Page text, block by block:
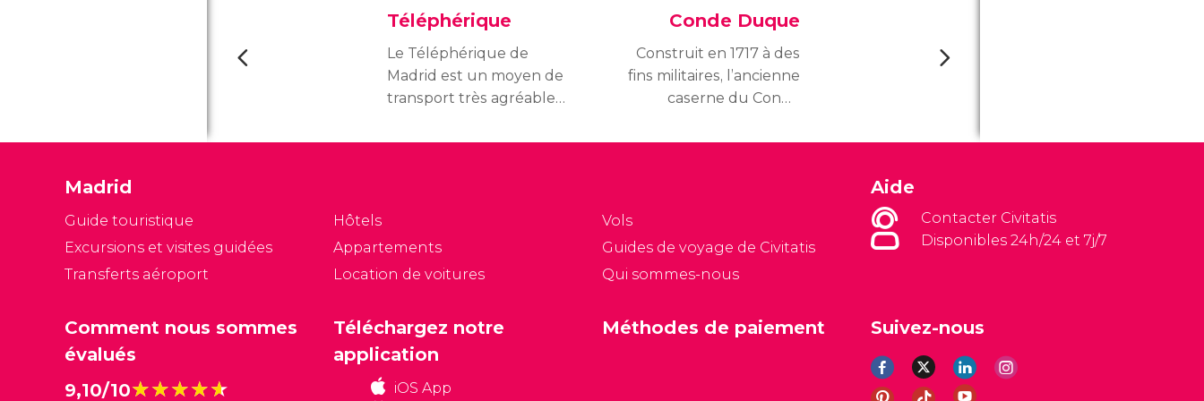
Téléphérique
Le Téléphérique de
Madrid est un moyen de
transport très agréable
l'Ouest, offrant un
d'amélioration.
Conde Duque
Construit en 1717 à des
fins militaires, l’ancienne
caserne du Conde
très impressionnant de
Madrid
Guide touristique
Excursions et visites guidées
Transferts aéroport
Hôtels
Appartements
Location de voitures
Vols
Guides de voyage de Civitatis
Qui sommes-nous
Aide
Contacter Civitatis
Disponibles 24h/24 et 7j/7
Comment nous sommes
évalués
9,10/10★★★★★
★★★★★
Suivez-nous
Téléchargez notre
application
iOS App
Méthodes de paiement